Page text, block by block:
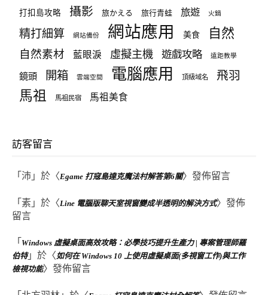
打扣島攻略 攝影 旅かえる 旅行青蛙 旅遊 火鍋
精打細算 網站備份 網站應用 美食 自然
自然素材 藍眼淚 虛擬主機 遊戲攻略 遠距教學
鏡頭 開箱 雲端空間 電腦應用 頂級域名 飛羽
馬祖 馬祖民宿 馬祖美食
訪客留言
「 沛 」於〈Egame 打寇島達克魔法村解答第6關〉發佈留言
「 素 」於〈Line 電腦版聊天室視窗變成半透明的解決方式〉發佈
留言
「 Windows 虛擬桌面高效攻略：必學技巧提升生產力 | 專案管理師羅
伯特」於〈如何在 Windows 10 上使用虛擬桌面(多視窗工作)與工作
檢視功能〉發佈留言